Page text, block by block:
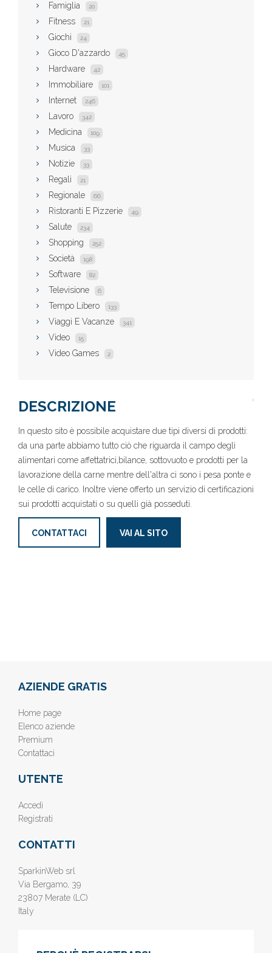
Famiglia 20
Fitness 21
Giochi 24
Gioco D'azzardo 45
Hardware 42
Immobiliare 101
Internet 246
Lavoro 342
Medicina 109
Musica 33
Notizie 33
Regali 21
Regionale 66
Ristoranti E Pizzerie 49
Salute 234
Shopping 252
Società 198
Software 82
Televisione 6
Tempo Libero 133
Viaggi E Vacanze 341
Video 15
Video Games 2
DESCRIZIONE
In questo sito è possibile acquistare due tipi diversi di prodotti:
da una parte abbiamo tutto ciò che riguarda il campo degli
alimentari come affettatrici,bilance, sottovuoto e prodotti per la
lavorazione della carne mentre dell'altra ci sono i pesa ponte e
le celle di carico. Inoltre viene offerto un servizio di certificazioni
sui prodotti acquistati o su quelli già posseduti.
CONTATTACI VAI AL SITO
AZIENDE GRATIS
Home page
Elenco aziende
Premium
Contattaci
UTENTE
Accedi
Registrati
CONTATTI
SparkinWeb srl
Via Bergamo, 39
23807 Merate (LC)
Italy